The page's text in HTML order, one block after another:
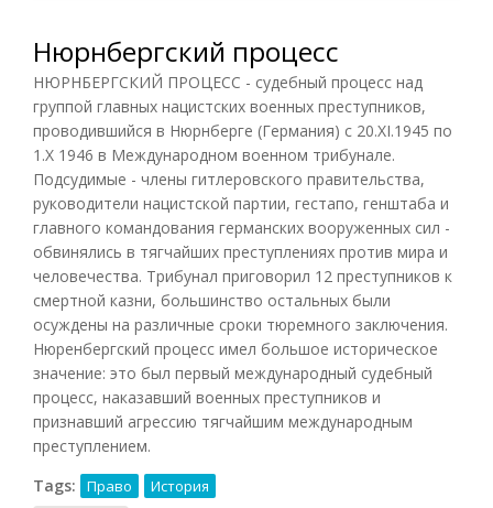
Нюрнбергский процесс
НЮРНБЕРГСКИЙ ПРОЦЕСС - судебный процесс над
группой главных нацистских военных преступников,
проводившийся в Нюрнберге (Германия) с 20.XI.1945 по
1.Х 1946 в Международном военном трибунале.
Подсудимые - члены гитлеровского правительства,
руководители нацистской партии, гестапо, генштаба и
главного командования германских вооруженных сил -
обвинялись в тягчайших преступлениях против мира и
человечества. Трибунал приговорил 12 преступников к
смертной казни, большинство остальных были
осуждены на различные сроки тюремного заключения.
Нюренбергский процесс имел большое историческое
значение: это был первый международный судебный
процесс, наказавший военных преступников и
признавший агрессию тягчайшим международным
преступлением.
Tags:
Право История